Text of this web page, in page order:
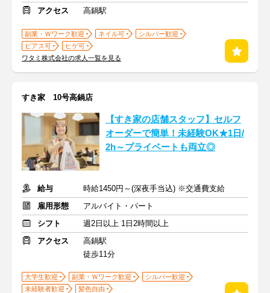
アクセス
高鍋駅
副業・Ｗワーク歓迎 ネイル可
シルバー歓迎
ピアス可
ヒゲ可
ワタミ株式会社の求人一覧を見る
すき家 10号高鍋店
【すき家の店舗スタッフ】セルフ
オーダーで簡単！未経験OK★1日/
2h～プライベートも両立◎
給与
時給1450円～(深夜手当込) ※交通費支給
雇用形態
アルバイト・パート
シフト
週2日以上 1日2時間以上
アクセス
高鍋駅
徒歩11分
大学生歓迎 副業・Ｗワーク歓迎
シルバー歓迎
未経験者歓迎
髪色自由